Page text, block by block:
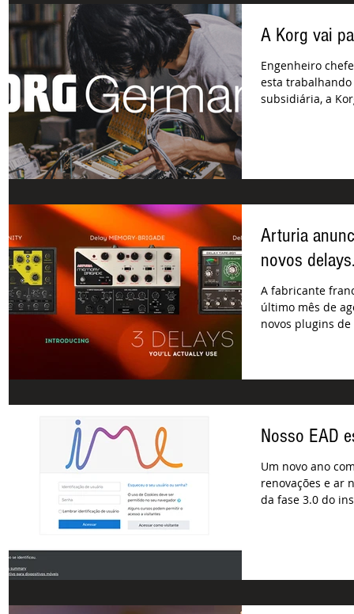
A Korg vai
Engenheiro
esta
subsidiária, a
Arturia
novos
A fabricante
último mês de
novos plugins
Nosso EAD
Um novo ano
renovações e ar
da fase 3.0 do